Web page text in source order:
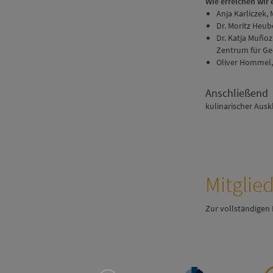
Anja Karliczek,
Dr. Moritz
Dr. Katja
Zentrum für
Oliver
Anschließend
kulinarischer
Zur vollständigen